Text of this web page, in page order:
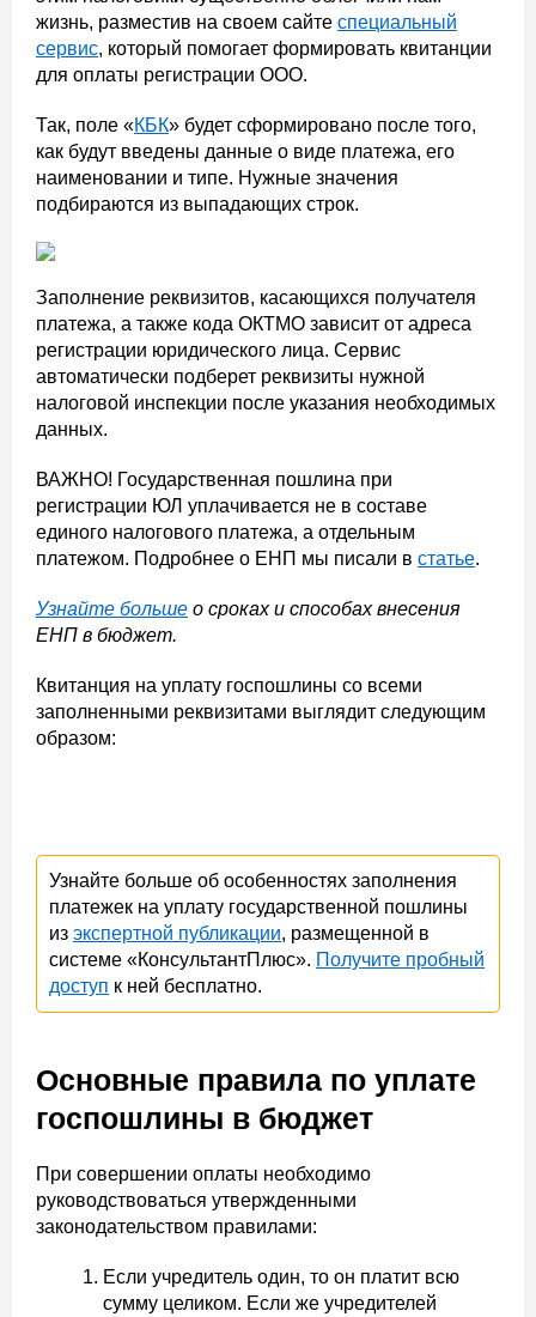
жизнь, разместив на своем сайте специальный
сервис, который помогает формировать квитанции
для оплаты регистрации ООО.
Так, поле «КБК» будет сформировано после того,
как будут введены данные о виде платежа, его
наименовании и типе. Нужные значения
подбираются из выпадающих строк.
Заполнение реквизитов, касающихся получателя
платежа, а также кода ОКТМО зависит от адреса
регистрации юридического лица. Сервис
автоматически подберет реквизиты нужной
налоговой инспекции после указания необходимых
данных.
ВАЖНО! Государственная пошлина при
регистрации ЮЛ уплачивается не в составе
единого налогового платежа, а отдельным
платежом. Подробнее о ЕНП мы писали в статье.
Узнайте больше о сроках и способах внесения
ЕНП в бюджет.
Квитанция на уплату госпошлины со всеми
заполненными реквизитами выглядит следующим
образом:
Узнайте больше об особенностях заполнения
платежек на уплату государственной пошлины
из экспертной публикации, размещенной в
системе «КонсультантПлюс». Получите пробный
доступ к ней бесплатно.
Основные правила по уплате
госпошлины в бюджет
При совершении оплаты необходимо
руководствоваться утвержденными
законодательством правилами:
Если учредитель один, то он платит всю
сумму целиком. Если же учредителей